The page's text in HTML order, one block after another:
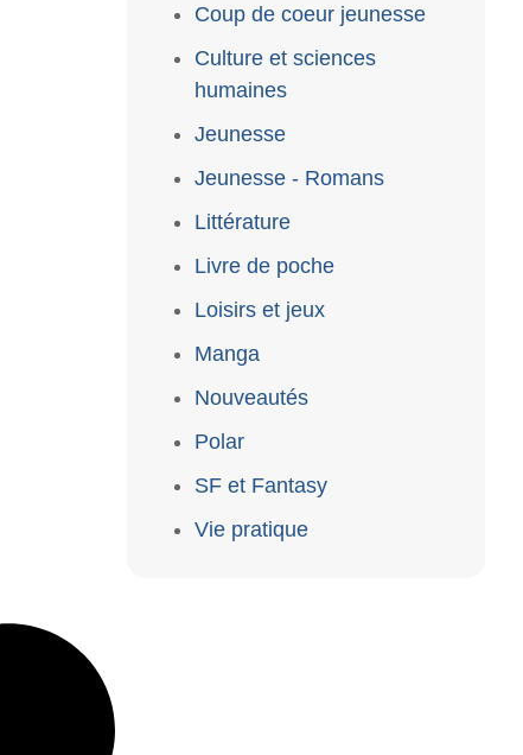
Coup de coeur jeunesse
Culture et sciences
humaines
Jeunesse
Jeunesse - Romans
Littérature
Livre de poche
Loisirs et jeux
Manga
Nouveautés
Polar
SF et Fantasy
Vie pratique